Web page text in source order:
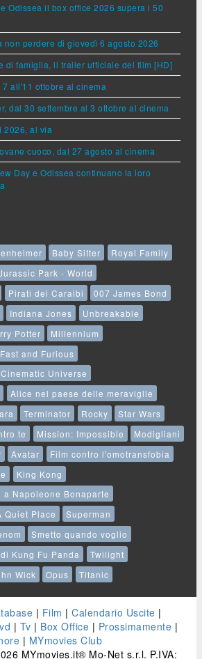
Odissea il box office 2026 supera i 50
non perdere di giovedì 6 agosto 2026
di famiglia, il trailer ufficiale del film [HD]
all'11 ottobre al cinema
dal 30 settembre al 3 ottobre al cinema
2026, al via
cuoco, dal 27 agosto al cinema
Day e Odissea continuano la loro
Baby Sitter
Royal Family
Park - World
Pirati dei Caraibi
007 James Bond
Indiana Jones
Unbreakable
Potter
Millennium
Fast and Furious
Universe
Alice nel paese delle meraviglie
Terminator Rocky
Star Wars
te Mission: Impossible
Modigliani
Avatar
Film contro l'omotransfobia
King Kong
Napoleone Bonaparte
Quiet Place
Superman
Smetto quando voglio
Kung Fu Panda
Twilight
Wick Opus Titanic
| Film | Calendario Uscite |
| Tv | Box Office | Prossimamente |
| MYmovies Club
MYmovies.it® Mo-Net s.r.l. P.IVA: